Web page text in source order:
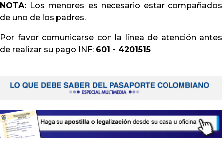
NOTA: Los menores es necesario estar compañados
de uno de los padres.
Por favor comunicarse con la línea de atención antes
de realizar su pago INF: 601 - 4201515